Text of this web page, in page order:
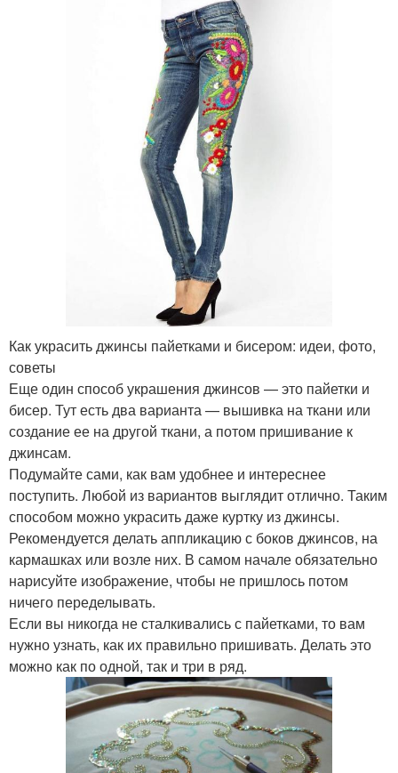
Как украсить джинсы пайетками и бисером: идеи, фото,
советы
Еще один способ украшения джинсов — это пайетки и
бисер. Тут есть два варианта — вышивка на ткани или
создание ее на другой ткани, а потом пришивание к
джинсам.
Подумайте сами, как вам удобнее и интереснее
поступить. Любой из вариантов выглядит отлично. Таким
способом можно украсить даже куртку из джинсы.
Рекомендуется делать аппликацию с боков джинсов, на
кармашках или возле них. В самом начале обязательно
нарисуйте изображение, чтобы не пришлось потом
ничего переделывать.
Если вы никогда не сталкивались с пайетками, то вам
нужно узнать, как их правильно пришивать. Делать это
можно как по одной, так и три в ряд.